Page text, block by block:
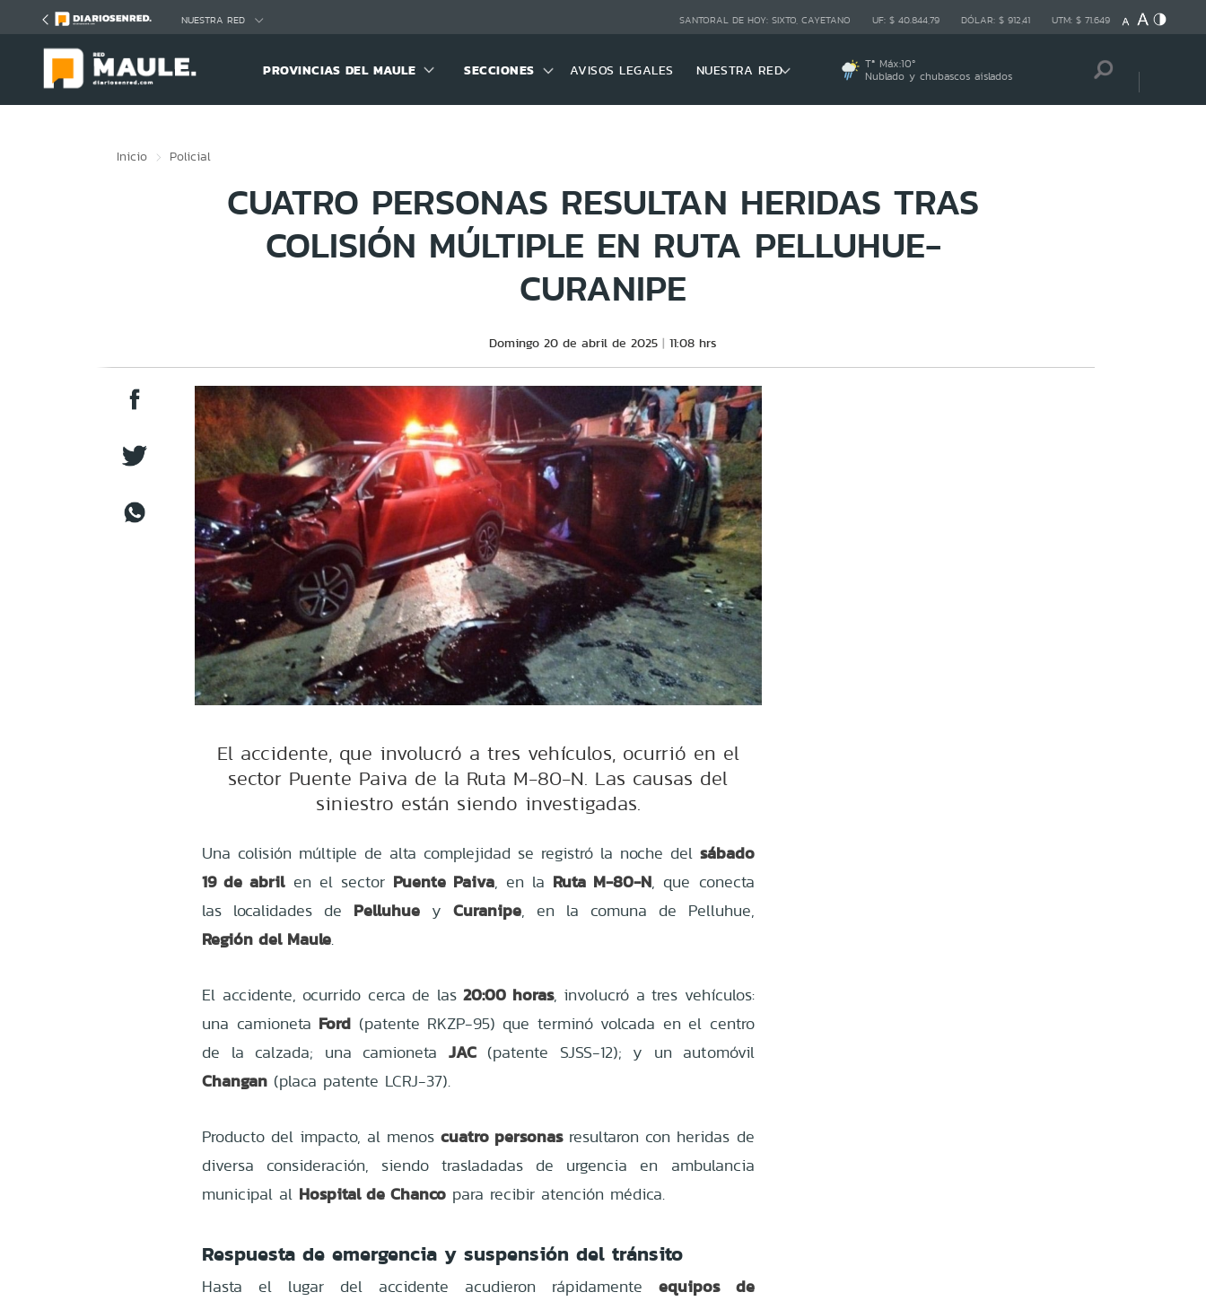
NUESTRA RED SANTORAL DE HOY: SIXTO, CAYETANO UF: $ 40.844,79 DÓLAR: $ 912,41 UTM: $ 71.649
PROVINCIAS DEL MAULE SECCIONES AVISOS LEGALES NUESTRA RED Tª Máx:10º
Nublado y chubascos aislados
Inicio Policial
CUATRO PERSONAS RESULTAN HERIDAS TRAS
COLISIÓN MÚLTIPLE EN RUTA PELLUHUE-
CURANIPE
Domingo 20 de abril de 2025 11:08 hrs
El accidente, que involucró a tres vehículos, ocurrió en el
sector Puente Paiva de la Ruta M-80-N. Las causas del
siniestro están siendo investigadas.
Una colisión múltiple de alta complejidad se registró la noche del sábado
19 de abrilen el sector Puente Paiva, en la Ruta M-80-N, que conecta
las localidades de Pelluhue y Curanipe, en la comuna de Pelluhue,
Región del Maule.
El accidente, ocurrido cerca de las20:00 horas, involucró a tres vehículos:
una camioneta Ford (patente RKZP-95) que terminó volcada en el centro
de la calzada; una camioneta JAC(patente SJSS-12); y un automóvil
Changan (placa patente LCRJ-37).
Producto del impacto, al menoscuatro personasresultaron con heridas de
diversa consideración, siendo trasladadas de urgencia en ambulancia
municipal al Hospital de Chanco para recibir atención médica.
Respuesta de emergencia y suspensión del tránsito
Hasta el lugar del accidente acudieron rápidamenteequipos de